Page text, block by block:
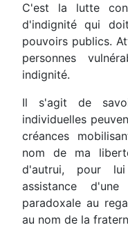
C'est la lutte
d'indignité qui
pouvoirs publics.
personnes
indignité.
Il s'agit de
individuelles
créances
nom de ma
d'autrui, pour
assistance
paradoxale au
au nom de la